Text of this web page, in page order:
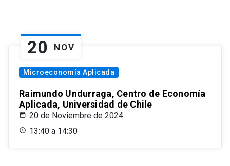
20 NOV
Microeconomía Aplicada
Raimundo Undurraga, Centro de Economía
Aplicada, Universidad de Chile
20 de Noviembre de 2024
13:40 a 14:30